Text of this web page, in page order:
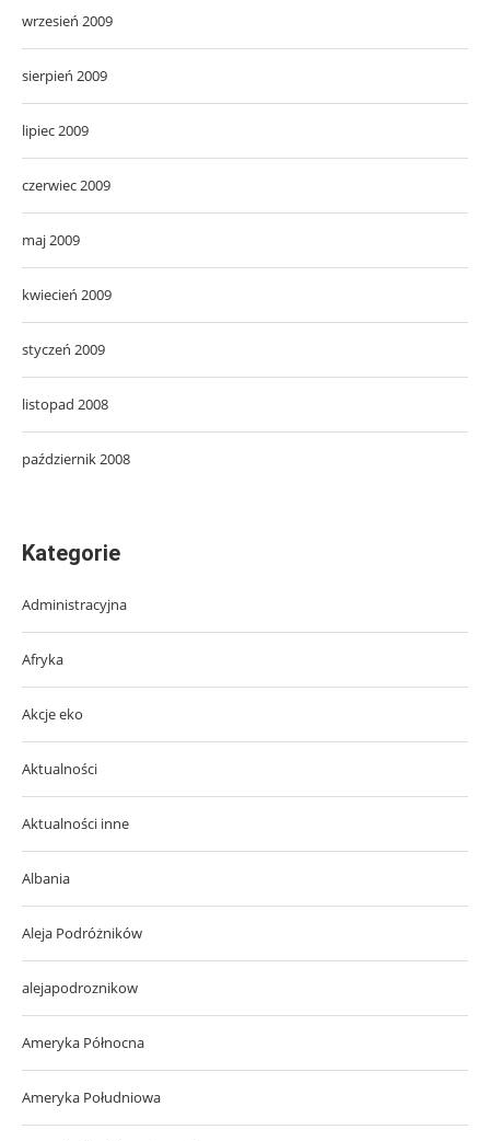
wrzesień 2009
sierpień 2009
lipiec 2009
czerwiec 2009
maj 2009
kwiecień 2009
styczeń 2009
listopad 2008
październik 2008
Kategorie
Administracyjna
Afryka
Akcje eko
Aktualności
Aktualności inne
Albania
Aleja Podróżników
alejapodroznikow
Ameryka Północna
Ameryka Południowa